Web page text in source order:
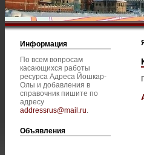
Информация
По всем вопросам
касающихся работы
ресурса Адреса Йошкар-
Олы и добавления в
справочник пишите по
адресу
addressrus@mail.ru.
Объявления